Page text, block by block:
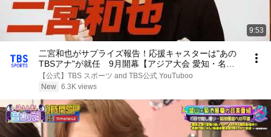
9:53
二宮和也がサプライズ報告！応援キャスターは"あの
TBSアナ"が就任 9月開幕【アジア大会 愛知・名古
屋】
【公式】TBS スポーツ and TBS公式 YouTuboo
New 6.3K views